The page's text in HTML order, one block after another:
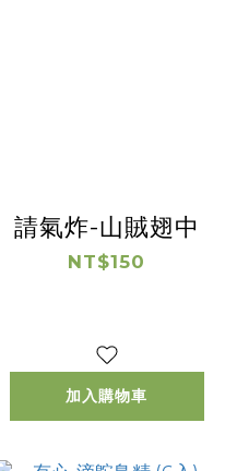
請氣炸-山賊翅中
NT$150
加入購物車